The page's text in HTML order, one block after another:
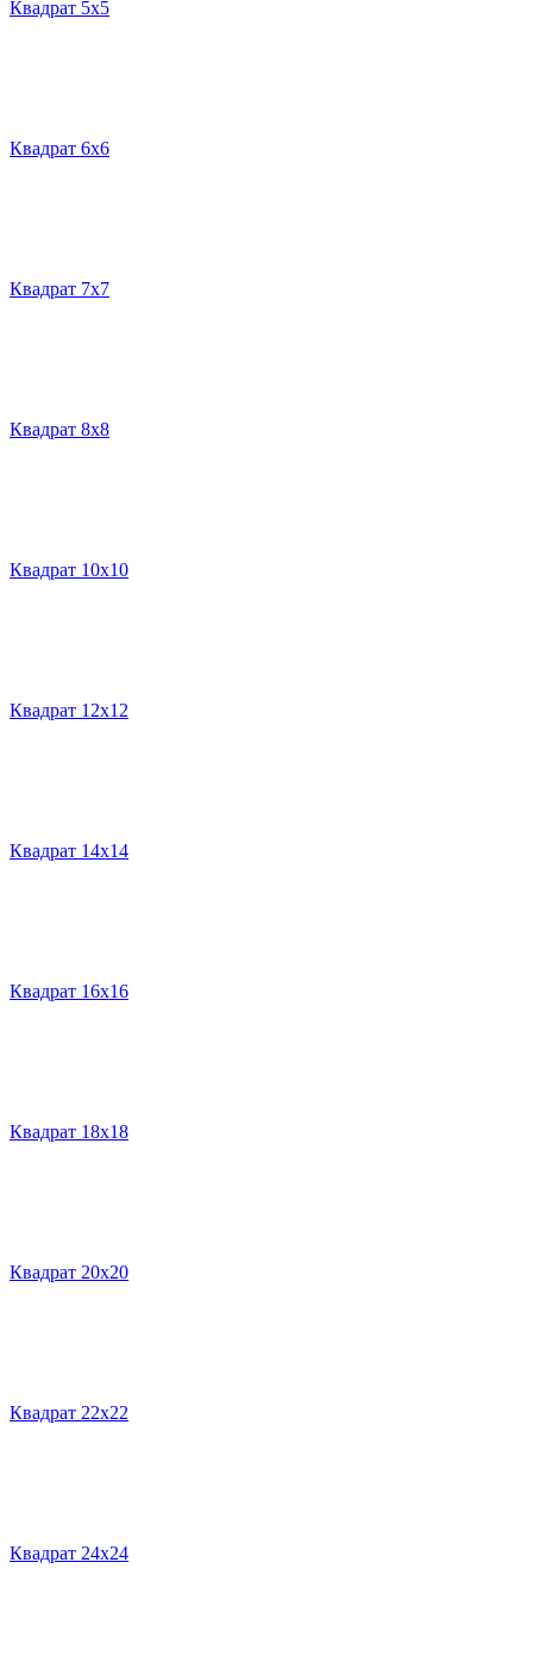
Квадрат 5х5
Квадрат 6х6
Квадрат 7х7
Квадрат 8х8
Квадрат 10х10
Квадрат 12х12
Квадрат 14х14
Квадрат 16х16
Квадрат 18х18
Квадрат 20х20
Квадрат 22х22
Квадрат 24х24